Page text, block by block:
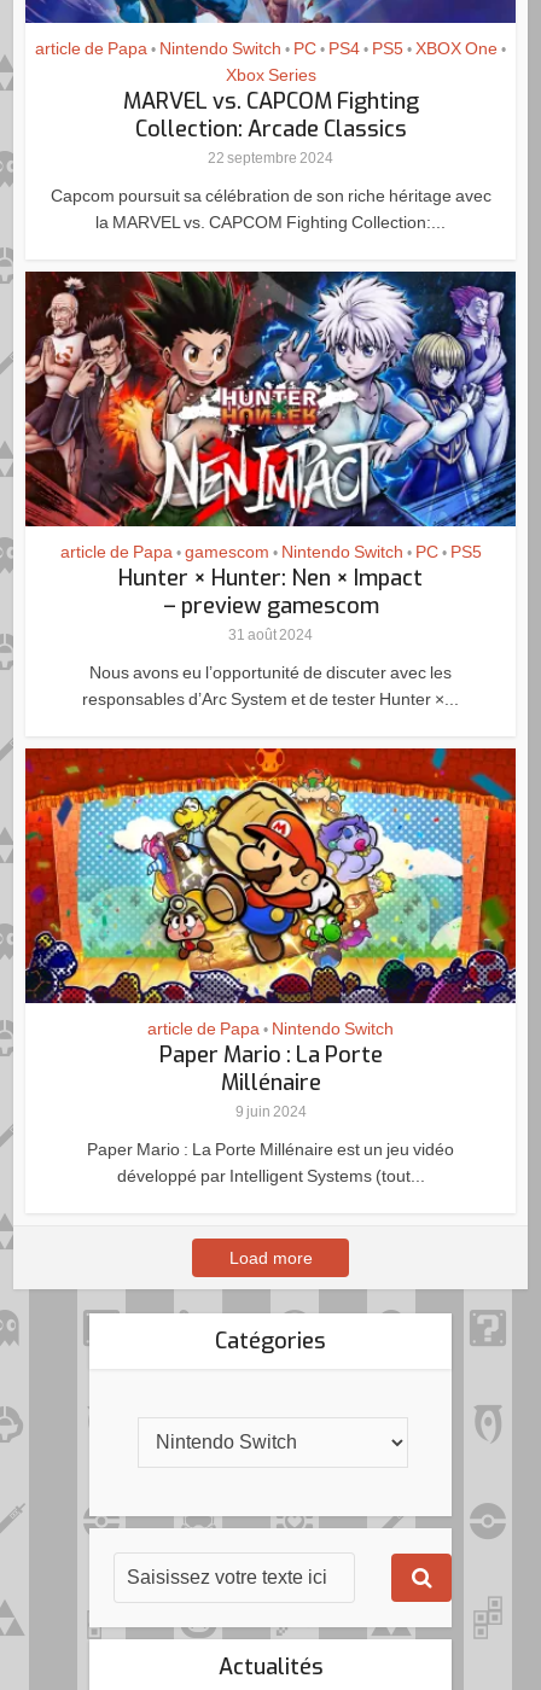
article de Papa • Nintendo Switch • PC • PS4 • PS5 • XBOX One •
Xbox Series
MARVEL vs. CAPCOM Fighting
Collection: Arcade Classics
22 septembre 2024
Capcom poursuit sa célébration de son riche héritage avec
la MARVEL vs. CAPCOM Fighting Collection:...
article de Papa • gamescom • Nintendo Switch • PC • PS5
Hunter × Hunter: Nen × Impact
– preview gamescom
31 août 2024
Nous avons eu l’opportunité de discuter avec les
responsables d’Arc System et de tester Hunter ×...
article de Papa • Nintendo Switch
Paper Mario : La Porte
Millénaire
9 juin 2024
Paper Mario : La Porte Millénaire est un jeu vidéo
développé par Intelligent Systems (tout...
Load more
Catégories
Actualités